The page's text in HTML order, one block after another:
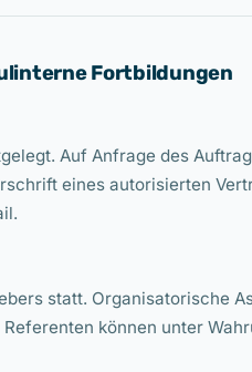
Fortbildungen
Auf Anfrage des
eines autorisierten
statt. Organisatorische
können unter